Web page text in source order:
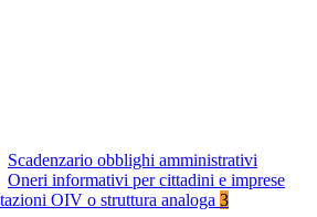
Scadenzario obblighi amministrativi
Oneri informativi per cittadini e imprese
OIV o struttura analoga 3